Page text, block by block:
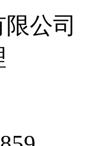
限公司